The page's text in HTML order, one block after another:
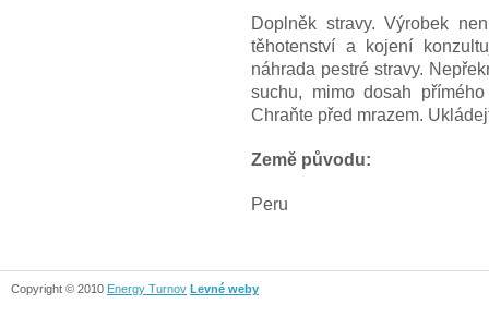
Doplněk stravy. Výrobek
těhotenství a kojení
náhrada pestré stravy.
suchu, mimo dosah
Chraňte před mrazem.
Země původu:
Peru
Copyright © 2010 Energy Turnov Levné weby